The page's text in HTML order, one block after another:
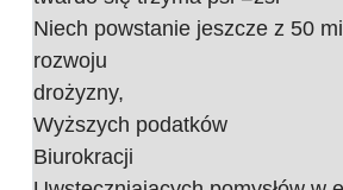
Niech powstanie jeszcze z 50
rozwoju
drożyzny,
Wyższych podatków
Biurokracji